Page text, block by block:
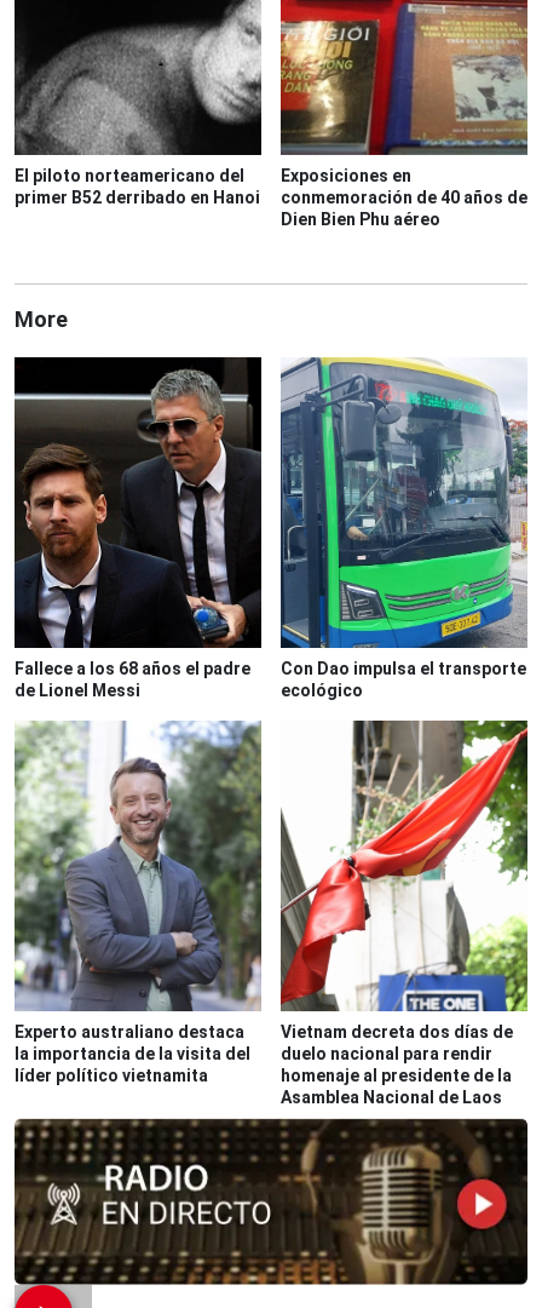
El piloto norteamericano del
primer B52 derribado en Hanoi
Exposiciones en
conmemoración de 40 años de
Dien Bien Phu aéreo
More
Fallece a los 68 años el padre
de Lionel Messi
Con Dao impulsa el transporte
ecológico
Experto australiano destaca
la importancia de la visita del
líder político vietnamita
Vietnam decreta dos días de
duelo nacional para rendir
homenaje al presidente de la
Asamblea Nacional de Laos